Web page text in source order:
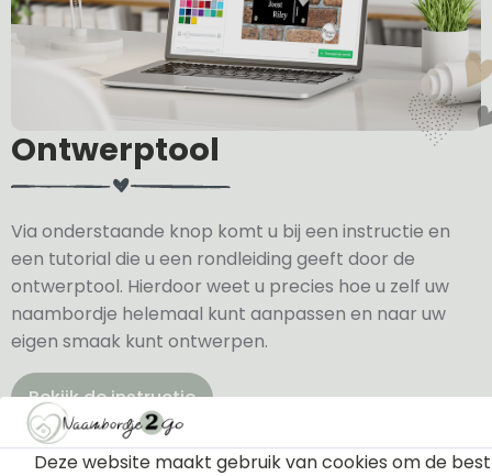
Ontwerptool
Via onderstaande knop komt u bij een instructie en
een tutorial die u een rondleiding geeft door de
ontwerptool. Hierdoor weet u precies hoe u zelf uw
naambordje helemaal kunt aanpassen en naar uw
eigen smaak kunt ontwerpen.
Bekijk de instructie
Deze website maakt gebruik van cookies om de best